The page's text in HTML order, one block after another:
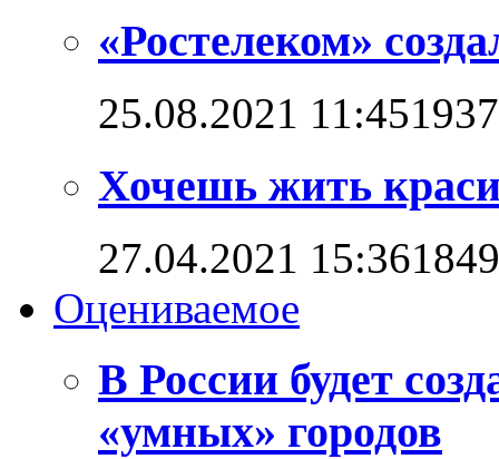
«Ростелеком»
25.08.2021 11:45
Хочешь жить
27.04.2021 15:36
Оцениваемое
В России будет
«умных» городов